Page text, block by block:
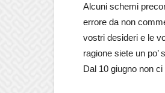
Alcuni schemi
errore da non
vostri desideri e le
ragione siete un
Dal 10 giugno non